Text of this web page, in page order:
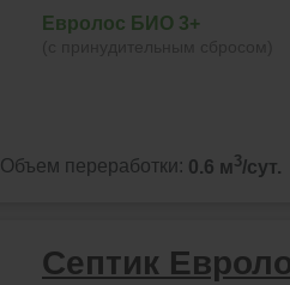
Евролос БИО 3+
Объем переработки: 0.6 м 3/сут.
Септик